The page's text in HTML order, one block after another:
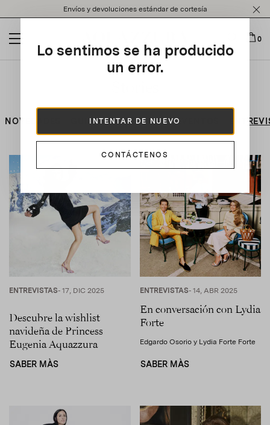
note:
website
an
Envíos y devoluciones estándar de cortesía
0
Lo sentimos se ha producido
un error.
INTENTAR DE NUEVO
CONTÁCTENOS
NOVEDADES GUÍAS DE LA CIUDAD EVENTOS
ENTREVISTAS- 17, DIC 2025
Descubre la wishlist
navideña de Princess
Eugenia Aquazzura
SABER MÀS
ENTREVISTAS- 14, ABR 2025
En conversación con Lydia
Forte
Edgardo Osorio y Lydia Forte Forte
SABER MÀS